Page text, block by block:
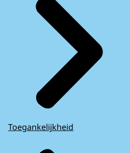
Toegankelijkheid